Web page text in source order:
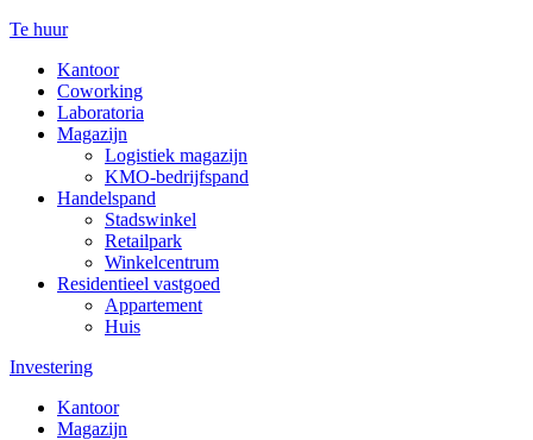
Te huur
Kantoor
Coworking
Laboratoria
Magazijn
Logistiek magazijn
KMO-bedrijfspand
Handelspand
Stadswinkel
Retailpark
Winkelcentrum
Residentieel vastgoed
Appartement
Huis
Investering
Kantoor
Magazijn